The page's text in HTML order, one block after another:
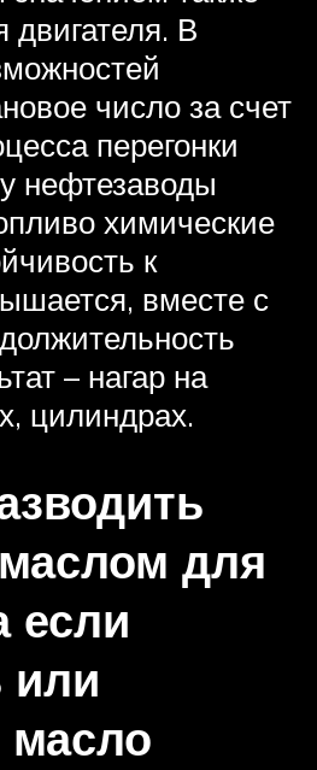
двигателя. В
число за счет
перегонки
нефтезаводы
химические
к
вместе с
– нагар на
цилиндрах.
для
если
или
масло